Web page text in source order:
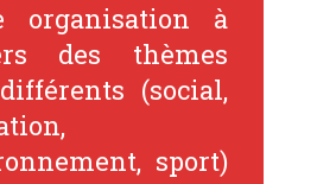
organisation à
des thèmes
(social,
sport)